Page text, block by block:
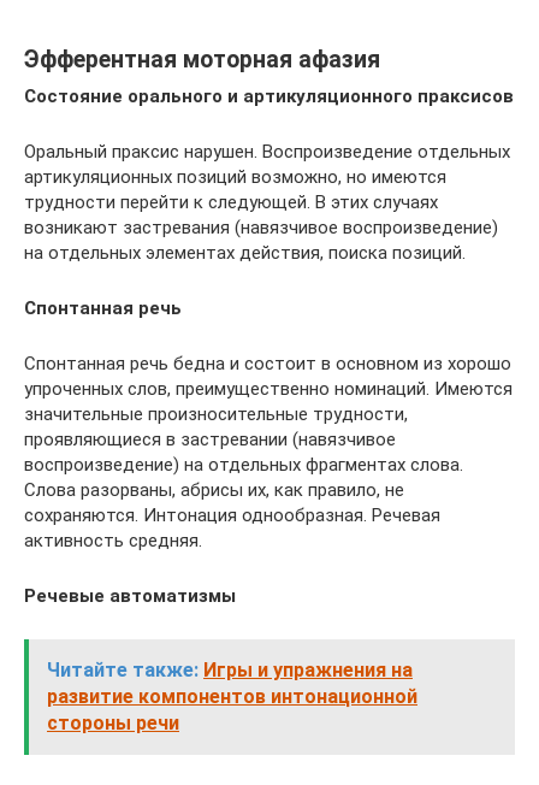
Эфферентная моторная афазия
Состояние орального и артикуляционного праксисов
Оральный праксис нарушен. Воспроизведение отдельных
артикуляционных позиций возможно, но имеются
трудности перейти к следующей. В этих случаях
возникают застревания (навязчивое воспроизведение)
на отдельных элементах действия, поиска позиций.
Спонтанная речь
Спонтанная речь бедна и состоит в основном из хорошо
упроченных слов, преимущественно номинаций. Имеются
значительные произносительные трудности,
проявляющиеся в застревании (навязчивое
воспроизведение) на отдельных фрагментах слова.
Слова разорваны, абрисы их, как правило, не
сохраняются. Интонация однообразная. Речевая
активность средняя.
Речевые автоматизмы
Читайте также: Игры и упражнения на
развитие компонентов интонационной
стороны речи